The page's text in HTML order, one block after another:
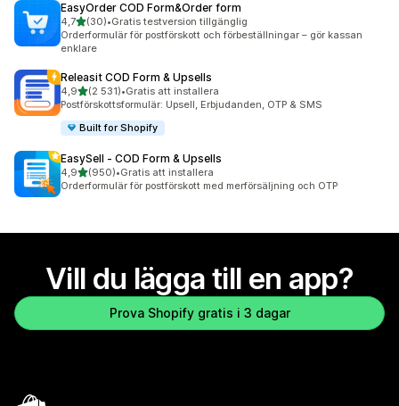
EasyOrder COD Form&Order form
4,7av 5 stjärnor
(30)
30 recensioner totalt
•Gratis testversion tillgänglig
Orderformulär för postförskott och förbeställningar – gör kassan
enklare
Releasit COD Form & Upsells
4,9av 5 stjärnor
(2 531)
2531 recensioner totalt
•Gratis att installera
Postförskottsformulär: Upsell, Erbjudanden, OTP & SMS
Built for Shopify
EasySell ‑ COD Form & Upsells
4,9av 5 stjärnor
(950)
950 recensioner totalt
•Gratis att installera
Orderformulär för postförskott med merförsäljning och OTP
Vill du lägga till en app?
Prova Shopify gratis i 3 dagar